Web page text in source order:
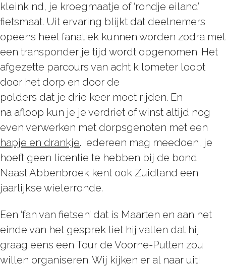
kleinkind, je kroegmaatje of ‘rondje eiland’
fietsmaat. Uit ervaring blijkt dat deelnemers
opeens heel fanatiek kunnen worden zodra met
een transponder je tijd wordt opgenomen. Het
afgezette parcours van acht kilometer loopt
door het dorp en door de
polders dat je drie keer moet rijden. En
na afloop kun je je verdriet of winst altijd nog
even verwerken met dorpsgenoten met een
hapje en drankje. Iedereen mag meedoen, je
hoeft geen licentie te hebben bij de bond.
Naast Abbenbroek kent ook Zuidland een
jaarlijkse wielerronde.
Een ‘fan van fietsen’ dat is Maarten en aan het
einde van het gesprek liet hij vallen dat hij
graag eens een Tour de Voorne-Putten zou
willen organiseren. Wij kijken er al naar uit!